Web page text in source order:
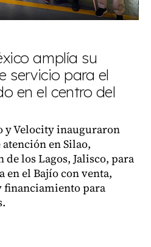
amplía su
servicio para el
en el centro del
y Velocity inauguraron
en Silao,
de los Lagos, Jalisco, para
el Bajío con venta,
financiamiento para